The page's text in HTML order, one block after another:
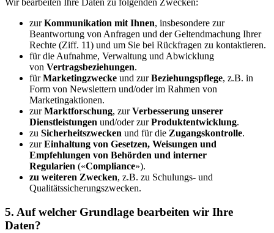
Wir bearbeiten Ihre Daten zu folgenden Zwecken:
zurKommunikation mit Ihnen, insbesondere zur
Beantwortung von Anfragen und der Geltendmachung Ihrer
Rechte (Ziff. 11) und um Sie bei Rückfragen zu kontaktieren.
für die Aufnahme, Verwaltung und Abwicklung
von Vertragsbeziehungen.
fürMarketingzwecke und zurBeziehungspflege, z.B. in
Form von Newslettern und/oder im Rahmen von
Marketingaktionen.
zurMarktforschung, zurVerbesserung unserer
Dienstleistungen und/oder zurProduktentwicklung.
zu Sicherheitszwecken und für die Zugangskontrolle.
zurEinhaltung von Gesetzen, Weisungen und
Empfehlungen von Behörden und interner
Regularien («Compliance»).
zu weiteren Zwecken, z.B. zu Schulungs- und
Qualitätssicherungszwecken.
5. Auf welcher Grundlage bearbeiten wir Ihre
Daten?